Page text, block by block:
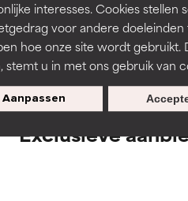
interesses. Cookies stellen
voor andere
hoe onze site wordt
stemt u in met ons gebruik van
Aanpassen
to assess ingredients in
is aanwezig. Het risico wordt
ingrediënten.
droogheid, enz.
het algemeen is bewezen dat
is aanwezig. Het risico wordt
ingrediënten.
droogheid, enz.
het algemeen is bewezen dat
Exclusieve